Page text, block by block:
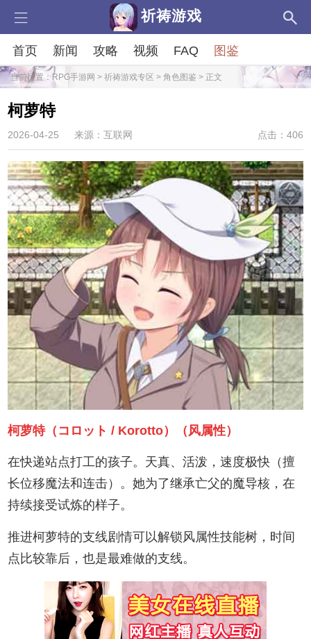
祈祷游戏
首页 新闻 攻略 视频 FAQ 图鉴
当前位置：RPG手游网 > 祈祷游戏专区 > 角色图鉴 > 正文
柯萝特
2026-04-25 来源：互联网 点击：406
柯萝特（コロット / Korotto）（风属性）
在快递站点打工的孩子。天真、活泼，速度极快（擅
长位移魔法和连击）。她为了继承亡父的魔导核，在
持续接受试炼的样子。
推进柯萝特的支线剧情可以解锁风属性技能树，时间
点比较靠后，也是最难做的支线。